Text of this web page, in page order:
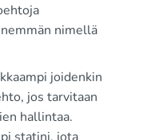
nimellä
joidenkin
jos tarvitaan
hallintaa.
statini, jota